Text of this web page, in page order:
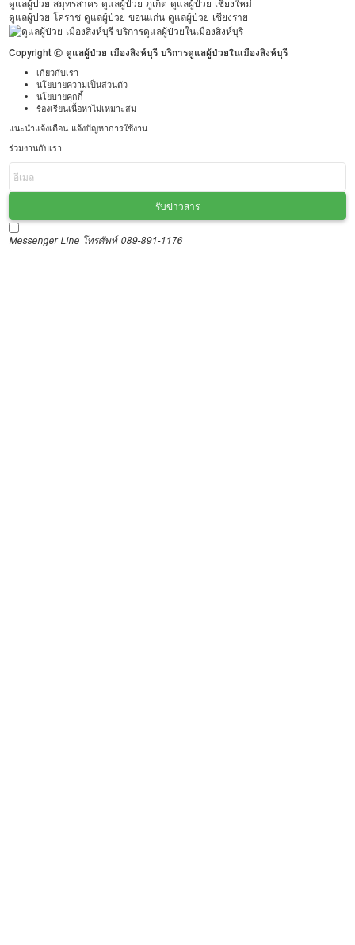
ดูแลผู้ป่วย สมุทรสาคร ดูแลผู้ป่วย ภูเก็ต ดูแลผู้ป่วย เชียงใหม่
ดูแลผู้ป่วย โคราช ดูแลผู้ป่วย ขอนแก่น ดูแลผู้ป่วย เชียงราย
Copyright © ดูแลผู้ป่วย เมืองสิงห์บุรี บริการดูแลผู้ป่วยในเมืองสิงห์บุรี
เกี่ยวกับเรา
นโยบายความเป็นส่วนตัว
นโยบายคุกกี้
ร้องเรียนเนื้อหาไม่เหมาะสม
แนะนำแจ้งเตือน แจ้งปัญหาการใช้งาน
ร่วมงานกับเรา
รับข่าวสาร
Messenger Line โทรศัพท์ 089-891-1176